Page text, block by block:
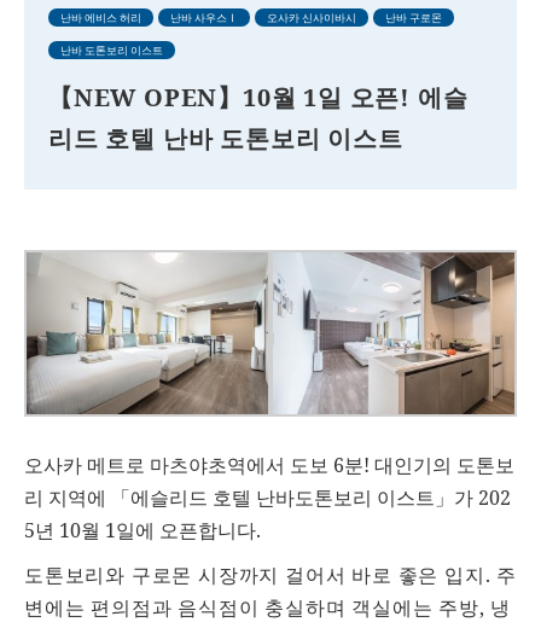
난바 에비스 허리 난바 사우스Ⅰ 오사카 신사이바시 난바 구로몬
난바 도톤보리 이스트
【NEW OPEN】10월 1일 오픈! 에슬
리드 호텔 난바 도톤보리 이스트
오사카 메트로 마츠야초역에서 도보 6분! 대인기의 도톤보
리 지역에 「에슬리드 호텔 난바도톤보리 이스트」가 202
5년 10월 1일에 오픈합니다.
도톤보리와 구로몬 시장까지 걸어서 바로 좋은 입지. 주
변에는 편의점과 음식점이 충실하며 객실에는 주방, 냉